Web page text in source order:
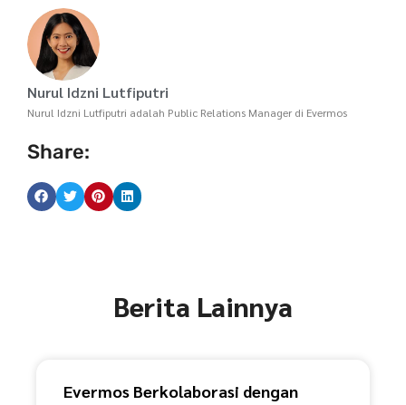
Nurul Idzni Lutfiputri
Nurul Idzni Lutfiputri adalah Public Relations Manager di Evermos
Share:
Berita Lainnya
Evermos Berkolaborasi dengan